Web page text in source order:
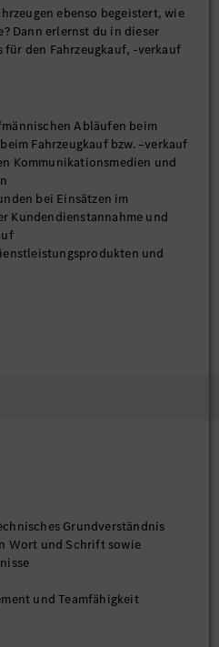
ebenso begeistert, wie
Dann erlernst du in dieser
den Fahrzeugkauf, -verkauf
Abläufen beim
Fahrzeugkauf bzw. –verkauf
Kommunikationsmedien und
bei Einsätzen im
Kundendienstannahme und
und
Grundverständnis
Wort und Schrift sowie
und Teamfähigkeit